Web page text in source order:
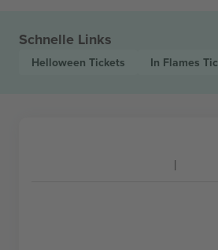
Schnelle Links
Helloween Tickets In Flames